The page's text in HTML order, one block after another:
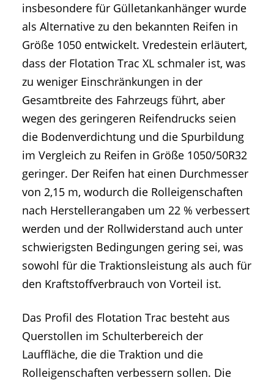
insbesondere für Gülletankanhänger wurde
als Alternative zu den bekannten Reifen in
Größe 1050 entwickelt. Vredestein erläutert,
dass der Flotation Trac XL schmaler ist, was
zu weniger Einschränkungen in der
Gesamtbreite des Fahrzeugs führt, aber
wegen des geringeren Reifendrucks seien
die Bodenverdichtung und die Spurbildung
im Vergleich zu Reifen in Größe 1050/50R32
geringer. Der Reifen hat einen Durchmesser
von 2,15 m, wodurch die Rolleigenschaften
nach Herstellerangaben um 22 % verbessert
werden und der Rollwiderstand auch unter
schwierigsten Bedingungen gering sei, was
sowohl für die Traktionsleistung als auch für
den Kraftstoffverbrauch von Vorteil ist.
Das Profil des Flotation Trac besteht aus
Querstollen im Schulterbereich der
Lauffläche, die die Traktion und die
Rolleigenschaften verbessern sollen. Die